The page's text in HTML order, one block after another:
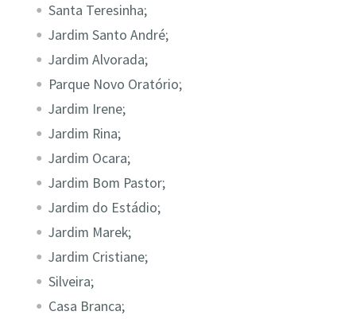
Santa Teresinha;
Jardim Santo André;
Jardim Alvorada;
Parque Novo Oratório;
Jardim Irene;
Jardim Rina;
Jardim Ocara;
Jardim Bom Pastor;
Jardim do Estádio;
Jardim Marek;
Jardim Cristiane;
Silveira;
Casa Branca;